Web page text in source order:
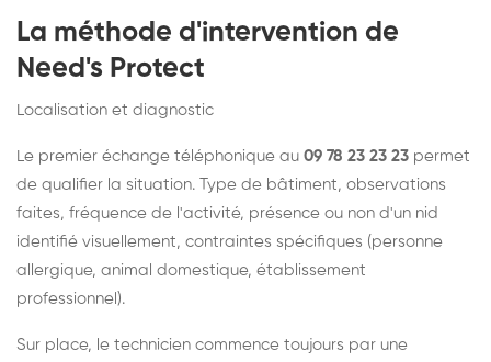
La méthode d'intervention de
Need's Protect
Localisation et diagnostic
Le premier échange téléphonique au 09 78 23 23 23 permet
de qualifier la situation. Type de bâtiment, observations
faites, fréquence de l'activité, présence ou non d'un nid
identifié visuellement, contraintes spécifiques (personne
allergique, animal domestique, établissement
professionnel).
Sur place, le technicien commence toujours par une